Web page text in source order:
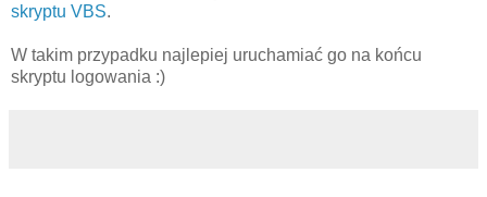
skryptu VBS.
W takim przypadku najlepiej uruchamiać go na końcu
skryptu logowania :)